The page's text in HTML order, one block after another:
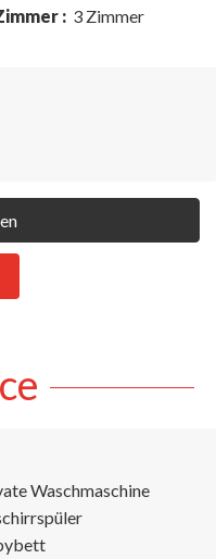
: 3 Zimmer
Waschmaschine